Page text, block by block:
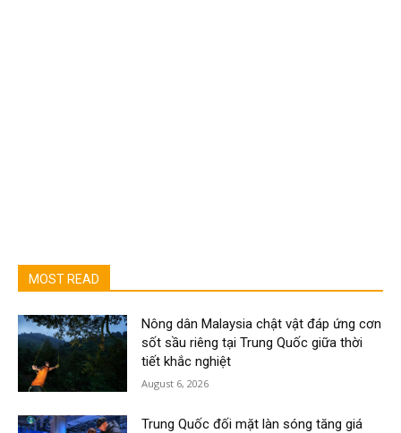
MOST READ
Nông dân Malaysia chật vật đáp ứng cơn
sốt sầu riêng tại Trung Quốc giữa thời
tiết khắc nghiệt
August 6, 2026
Trung Quốc đối mặt làn sóng tăng giá